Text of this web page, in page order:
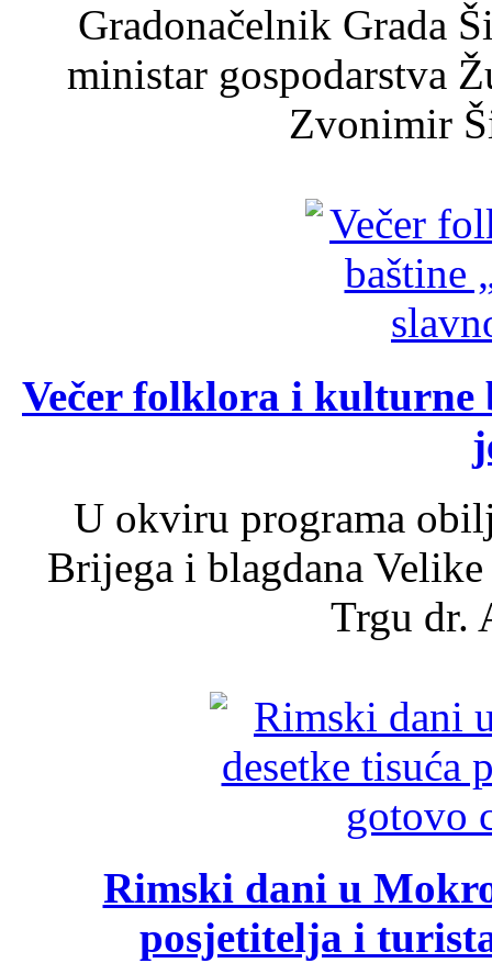
Gradonačelnik Grada
ministar gospodarstva
Zvonimir
Večer folklora i kulturne
U okviru programa
Brijega i blagdana
Trgu dr.
Rimski dani u
posjetitelja i